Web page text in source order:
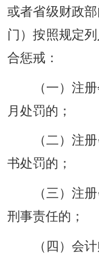
或者省级财政
门）按照规定
合惩戒：
（一）注
月处罚的；
（二）注
书处罚的；
（三）注
刑事责任的；
（四）会